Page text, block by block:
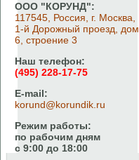
ООО "КОРУНД":
117545, Россия, г. Москва,
1-й Дорожный проезд, дом
6, строение 3
Наш телефон:
(495) 228-17-75
E-mail:
korund@korundik.ru
Режим работы:
по рабочим дням
с 9:00 до 18:00